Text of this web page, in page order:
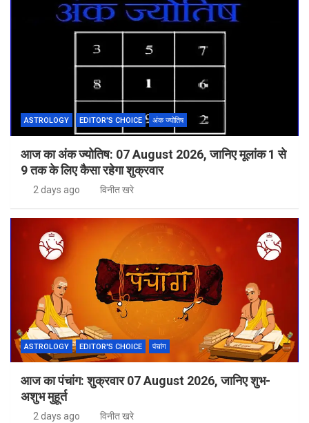
ASTROLOGY EDITOR'S CHOICE अंक ज्योतिष
आज का अंक ज्योतिष: 07 August 2026, जानिए मूलांक 1 से
9 तक के लिए कैसा रहेगा शुक्रवार
2 days ago विनीत खरे
ASTROLOGY EDITOR'S CHOICE पंचांग
आज का पंचांग: शुक्रवार 07 August 2026, जानिए शुभ-
अशुभ मुहूर्त
2 days ago विनीत खरे